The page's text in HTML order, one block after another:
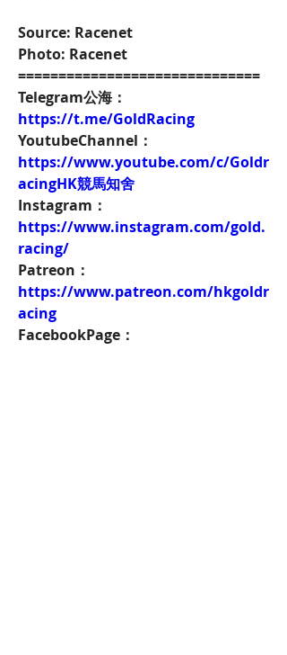
Source: Racenet
Photo: Racenet
==============================
Telegram公海：
https://t.me/GoldRacing
YoutubeChannel：
https://www.youtube.com/c/Goldr
acingHK競馬知舍
Instagram：
https://www.instagram.com/gold.
racing/
Patreon：
https://www.patreon.com/hkgoldr
acing
FacebookPage：